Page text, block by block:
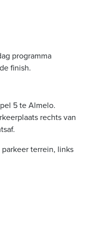
programma
finish.
5 te Almelo.
rechts van
terrein, links